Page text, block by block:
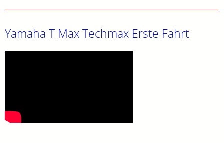
Yamaha T Max Techmax Erste Fahrt